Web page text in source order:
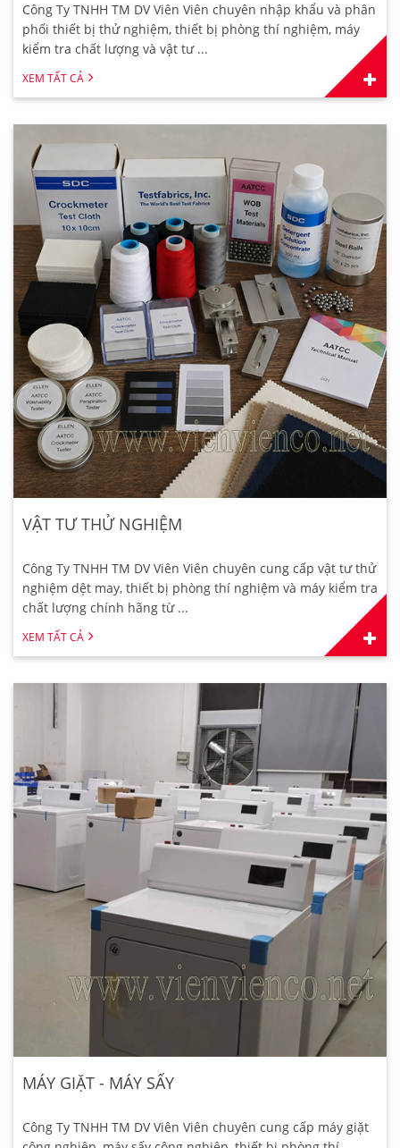
Công Ty TNHH TM DV Viên Viên chuyên nhập khẩu và phân
phối thiết bị thử nghiệm, thiết bị phòng thí nghiệm, máy
kiểm tra chất lượng và vật tư ...
XEM TẤT CẢ
VẬT TƯ THỬ NGHIỆM
Công Ty TNHH TM DV Viên Viên chuyên cung cấp vật tư thử
nghiệm dệt may, thiết bị phòng thí nghiệm và máy kiểm tra
chất lượng chính hãng từ ...
XEM TẤT CẢ
MÁY GIẶT - MÁY SẤY
Công Ty TNHH TM DV Viên Viên chuyên cung cấp máy giặt